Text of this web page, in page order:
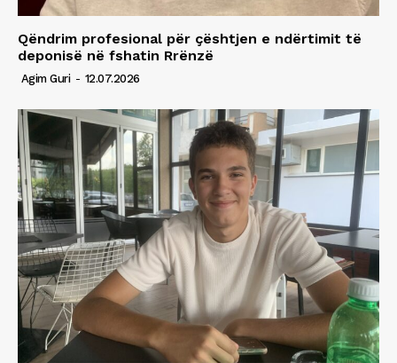
Qëndrim profesional për çështjen e ndërtimit të
deponisë në fshatin Rrënzë
Agim Guri - 12.07.2026